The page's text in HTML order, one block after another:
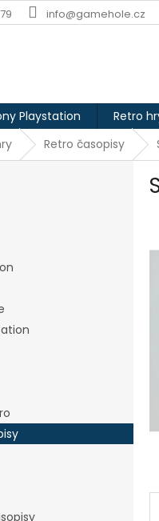
info@gamehole.cz
Playstation Retro
Retro časopisy